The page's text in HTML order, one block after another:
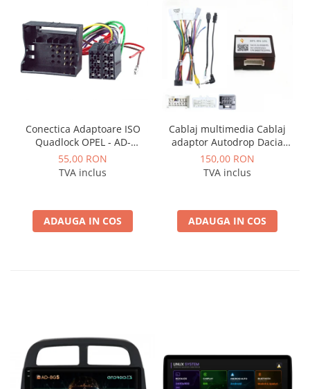
Conectica Adaptoare ISO
Quadlock OPEL - AD-
ISOOPEL
55,00 RON
TVA inclus
ADAUGA IN COS
Cablaj multimedia Cablaj
adaptor Autodrop Dacia
Logan / Sandero pentru
Navigatii multimedia
150,00 RON
TVA inclus
ADAUGA IN COS